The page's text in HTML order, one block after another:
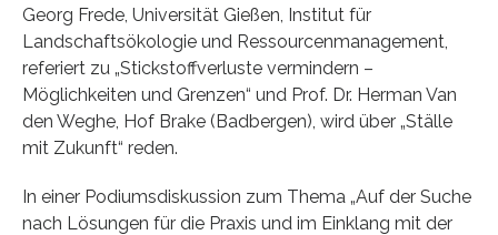
Georg Frede, Universität Gießen, Institut für
Landschaftsökologie und Ressourcenmanagement,
referiert zu „Stickstoffverluste vermindern –
Möglichkeiten und Grenzen“ und Prof. Dr. Herman Van
den Weghe, Hof Brake (Badbergen), wird über „Ställe
mit Zukunft“ reden.
In einer Podiumsdiskussion zum Thema „Auf der Suche
nach Lösungen für die Praxis und im Einklang mit der